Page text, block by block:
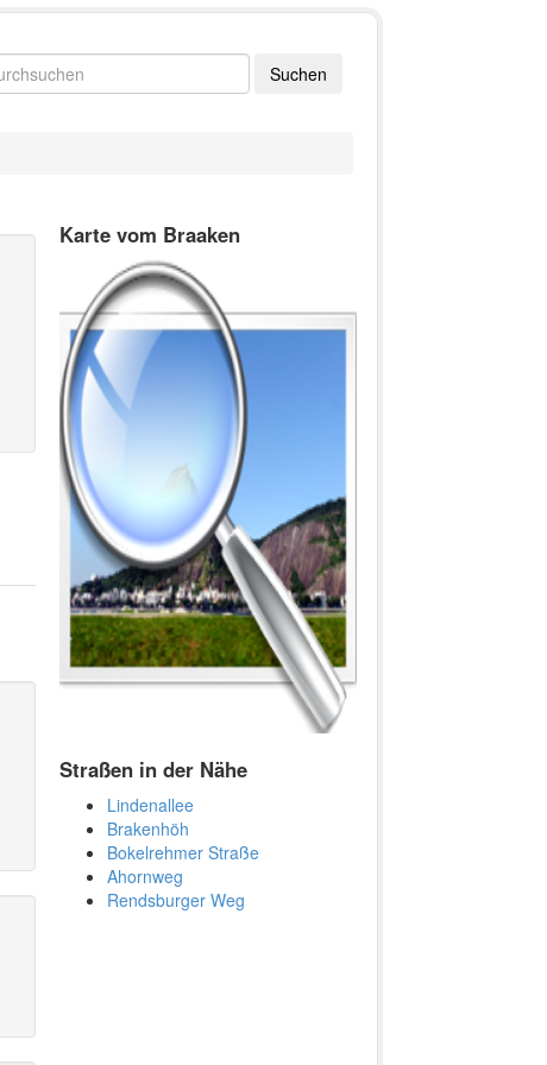
Karte vom Braaken
Straßen in der Nähe
Lindenallee
Brakenhöh
Bokelrehmer Straße
Ahornweg
Rendsburger Weg